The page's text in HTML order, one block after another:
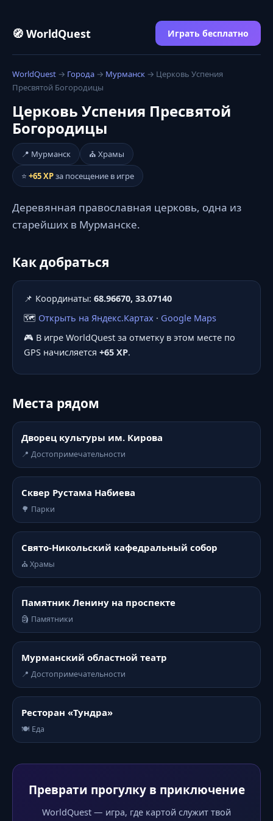
🧭 WorldQuest Играть бесплатно
WorldQuest → Города → Мурманск → Церковь Успения
Пресвятой Богородицы
Церковь Успения Пресвятой
Богородицы
📍 Мурманск
⛪ Храмы
⭐ +65 XPза посещение в игре
Деревянная православная церковь, одна из
старейших в Мурманске.
Как добраться
📌 Координаты: 68.96670, 33.07140
🗺️ Открыть на Яндекс.Картах · Google Maps
🎮 В игре WorldQuest за отметку в этом месте по
GPS начисляется +65 XP.
Места рядом
Дворец культуры им. Кирова
📍 Достопримечательности
Сквер Рустама Набиева
🌳 Парки
Свято-Никольский кафедральный собор
⛪ Храмы
Памятник Ленину на проспекте
🗿 Памятники
Мурманский областной театр
📍 Достопримечательности
Ресторан «Тундра»
🍽️ Еда
Преврати прогулку в приключение
WorldQuest — игра, где картой служит твой